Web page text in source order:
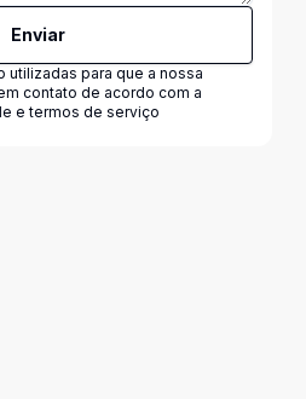
Enviar
utilizadas para que a nossa
contato de acordo com a
e termos de serviço